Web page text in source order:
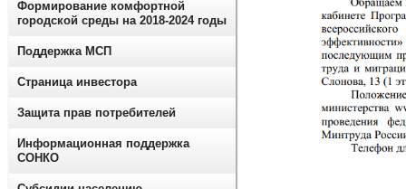
Формирование комфортной
городской среды на 2018-2024 годы
Поддержка МСП
Страница инвестора
Защита прав потребителей
Информационная поддержка
СОНКО